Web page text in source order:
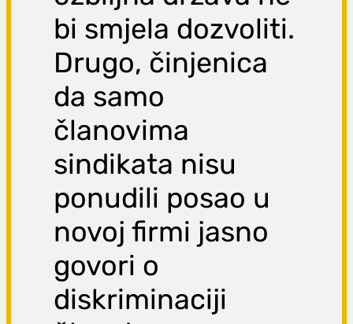
bi smjela dozvoliti.
Drugo, činjenica
da samo
članovima
sindikata nisu
ponudili posao u
novoj firmi jasno
govori o
diskriminaciji